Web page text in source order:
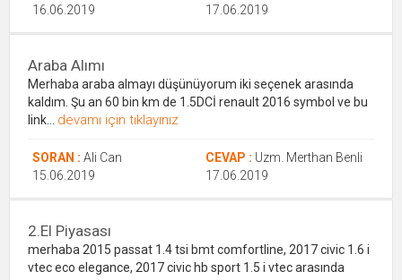
16.06.2019
17.06.2019
Araba Alımı
Merhaba araba almayı düşünüyorum iki seçenek arasında
kaldım. Şu an 60 bin km de 1.5DCİ renault 2016 symbol ve bu
link... devamı için tıklayınız
SORAN : Ali Can
15.06.2019
CEVAP : Uzm. Merthan Benli
17.06.2019
2.el Piyasası
merhaba 2015 passat 1.4 tsi bmt comfortline, 2017 civic 1.6 i
vtec eco elegance, 2017 civic hb sport 1.5 i vtec arasında